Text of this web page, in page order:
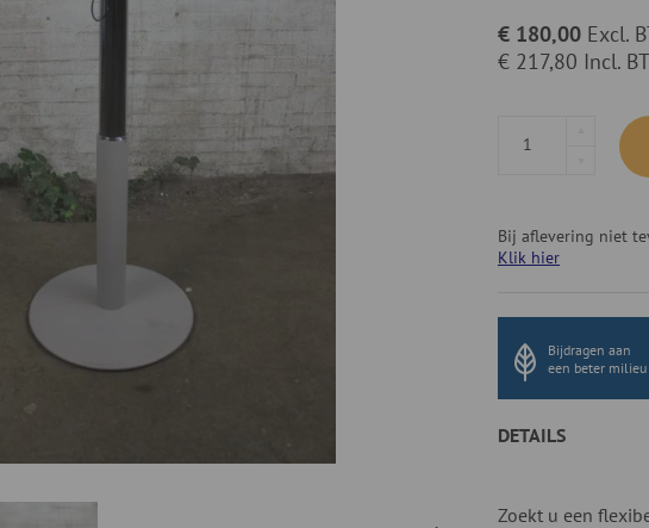
€ 217,80 Incl.
€ 180,00 Excl.
Bij aflevering niet
Klik hier
Bijdragen aan
een beter milieu
DETAILS
Zoekt u een